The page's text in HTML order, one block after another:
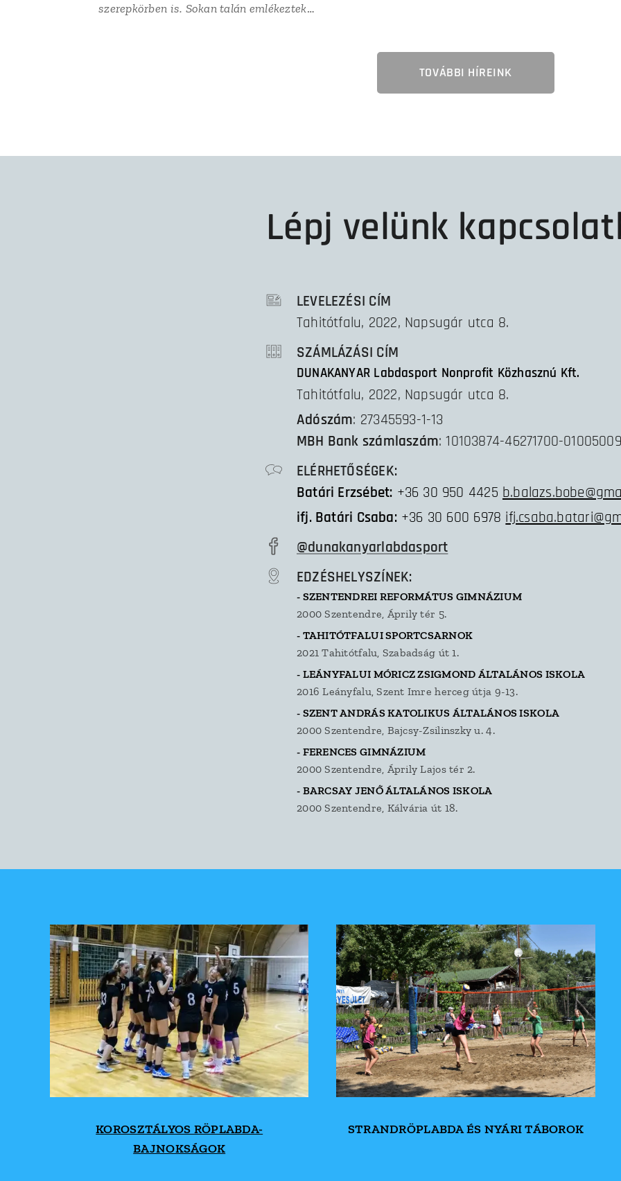
szerepkörben is. Sokan talán emlékeztek
TOVÁBBI HÍREINK
Lépj velünk
LEVELEZÉSI CÍM
Tahitótfalu, 2022, Napsugár utca 8.
SZÁMLÁZÁSI CÍM
DUNAKANYAR Labdasport Nonprofit Közhasznú Kft.
Tahitótfalu, 2022, Napsugár utca 8.
Adószám: 27345593-1-13
MBH Bank számlaszám:10103874-46271700-01005009
ELÉRHETŐSÉGEK:
Batári Erzsébet: +36 30 950 4425
ifj. Batári Csaba:+36 30 600 6978
@dunakanyarlabdasport
EDZÉSHELYSZÍNEK:
- SZENTENDREI REFORMÁTUS GIMNÁZIUM
2000 Szentendre, Áprily tér 5.
- TAHITÓTFALUI SPORTCSARNOK
2021 Tahitótfalu, Szabadság út 1.
- LEÁNYFALUI MÓRICZ ZSIGMOND ÁLTALÁNOS ISKOLA
2016 Leányfalu, Szent Imre herceg útja 9-13.
- SZENT ANDRÁS KATOLIKUS ÁLTALÁNOS ISKOLA
2000 Szentendre, Bajcsy-Zsilinszky u. 4.
- FERENCES GIMNÁZIUM
2000 Szentendre, Áprily Lajos tér 2.
- BARCSAY JENŐ ÁLTALÁNOS ISKOLA
2000 Szentendre, Kálvária út 18.
KOROSZTÁLYOS RÖPLABDA-
BAJNOKSÁGOK
STRANDRÖPLABDA ÉS NYÁRI TÁBOROK